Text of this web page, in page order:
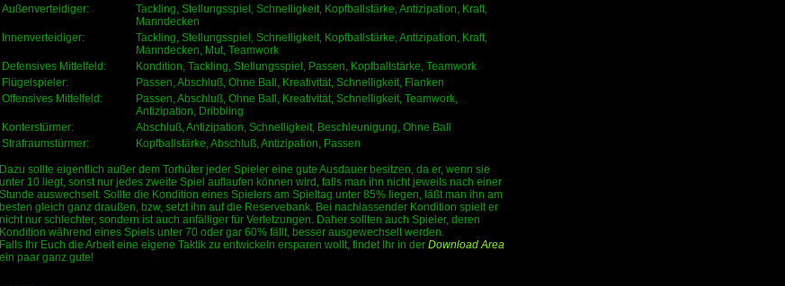
Außenverteidiger:
Tackling, Stellungsspiel, Schnelligkeit, Kopfballstärke, Antizipation, Kraft,
Manndecken
Innenverteidiger:
Tackling, Stellungsspiel, Schnelligkeit, Kopfballstärke, Antizipation, Kraft,
Manndecken, Mut, Teamwork
Defensives Mittelfeld:
Kondition, Tackling, Stellungsspiel, Passen, Kopfballstärke, Teamwork
Flügelspieler:
Passen, Abschluß, Ohne Ball, Kreativität, Schnelligkeit, Flanken
Offensives Mittelfeld:
Passen, Abschluß, Ohne Ball, Kreativität, Schnelligkeit, Teamwork,
Antizipation, Dribbling
Konterstürmer:
Abschluß, Antizipation, Schnelligkeit, Beschleunigung, Ohne Ball
Strafraumstürmer:
Kopfballstärke, Abschluß, Antizipation, Passen
Dazu sollte eigentlich außer dem Torhüter jeder Spieler eine gute Ausdauer besitzen, da er, wenn sie
unter 10 liegt, sonst nur jedes zweite Spiel auflaufen können wird, falls man ihn nicht jeweils nach einer
Stunde auswechselt. Sollte die Kondition eines Spielers am Spieltag unter 85% liegen, läßt man ihn am
besten gleich ganz draußen, bzw, setzt ihn auf die Reservebank. Bei nachlassender Kondition spielt er
nicht nur schlechter, sondern ist auch anfälliger für Verletzungen. Daher sollten auch Spieler, deren
Kondition während eines Spiels unter 70 oder gar 60% fällt, besser ausgewechselt werden.
Falls Ihr Euch die Arbeit eine eigene Taktik zu entwickeln ersparen wollt, findet Ihr in der Download Area
ein paar ganz gute!